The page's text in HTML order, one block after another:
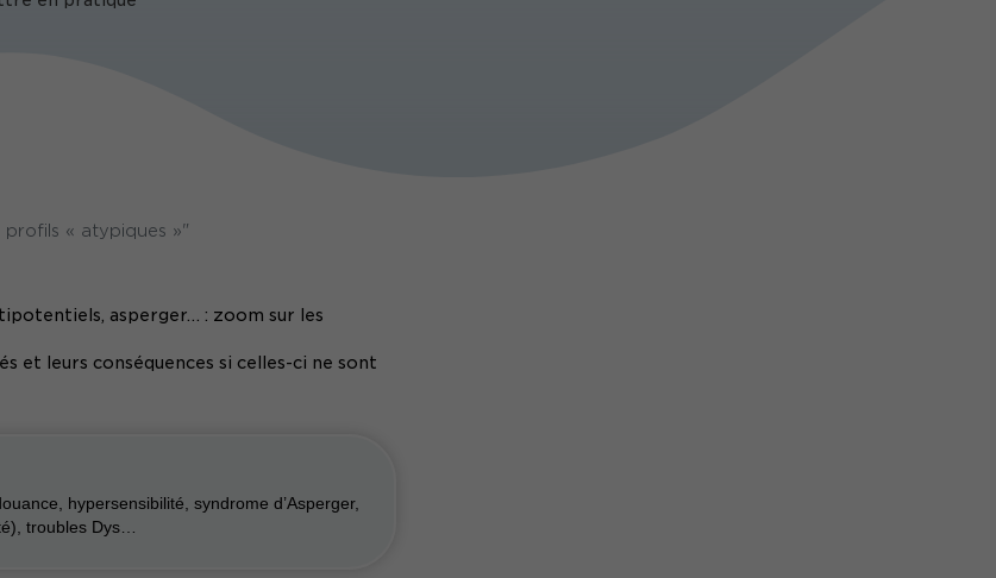
« atypiques »"
asperger… : zoom sur les
et leurs conséquences si celles-ci ne sont
hypersensibilité, syndrome d’Asperger,
troubles Dys…